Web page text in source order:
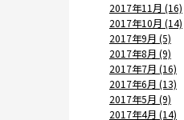
2017年11月 (16)
2017年10月 (14)
2017年9月 (5)
2017年8月 (9)
2017年7月 (16)
2017年6月 (13)
2017年5月 (9)
2017年4月 (14)